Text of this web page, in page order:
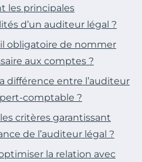
les principales
d’un auditeur légal ?
obligatoire de nommer
aux comptes ?
différence entre l’auditeur
comptable ?
critères garantissant
de l’auditeur légal ?
la relation avec